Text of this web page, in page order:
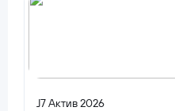
J7 Актив 2026